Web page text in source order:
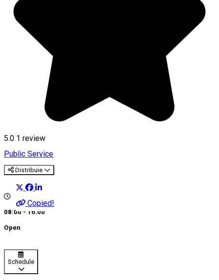
5.0 1 review
Public Service
Distribuie
Copied!
08:00 - 16:00
Open
Schedule